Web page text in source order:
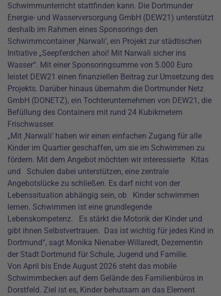
Schwimmunterricht stattfinden kann. Die Dortmunder
Energie- und Wasserversorgung GmbH (DEW21) unterstützt
deshalb im Rahmen eines Sponsorings den
Schwimmcontainer ‚Narwali‘, ein Projekt zur städtischen
Initiative „Seepferdchen ahoi! Mit Narwali sicher ins
Wasser“. Mit einer Sponsoringsumme von 5.000 Euro
leistet DEW21 einen finanziellen Beitrag zur Umsetzung des
Projekts. Darüber hinaus übernahm die Dortmunder Netz
GmbH (DONETZ), ein Tochterunternehmen von DEW21, die
Befüllung des Containers mit rund 24 Kubikmetern
Frischwasser.
„Mit ‚Narwali‘ haben wir einen einfachen Zugang für alle
Kinder im Quartier geschaffen, um sie im Schwimmen zu
fördern. Mit dem Angebot möchten wir interessierte Kitas
und Schulen dabei unterstützen, eine zentrale
Angebotslücke zu schließen. Es darf nicht von der
Lebenssituation abhängig sein, ob Kinder schwimmen
lernen. Schwimmen ist eine grundlegende
Lebenskompetenz. Es stärkt die Motorik der Kinder und
gibt ihnen Selbstvertrauen. Das ist wichtig für jedes Kind in
Dortmund“, sagt Monika Nienaber-Willaredt, Dezernentin
der Stadt Dortmund für Schule, Jugend und Familie.
Von April bis Ende August 2026 steht das mobile
Schwimmbecken auf dem Gelände des Familienbüros in
Dorstfeld. Ziel ist es, Kinder behutsam an das Element